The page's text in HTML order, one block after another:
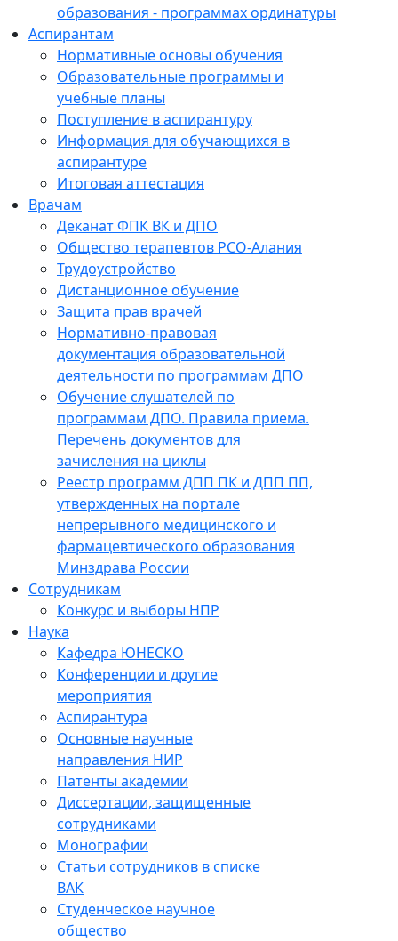
образования - программах ординатуры
Аспирантам
Нормативные основы обучения
Образовательные программы и
учебные планы
Поступление в аспирантуру
Информация для обучающихся в
аспирантуре
Итоговая аттестация
Врачам
Деканат ФПК ВК и ДПО
Общество терапевтов РСО-Алания
Трудоустройство
Дистанционное обучение
Защита прав врачей
Нормативно-правовая
документация образовательной
деятельности по программам ДПО
Обучение слушателей по
программам ДПО. Правила приема.
Перечень документов для
зачисления на циклы
Реестр программ ДПП ПК и ДПП ПП,
утвержденных на портале
непрерывного медицинского и
фармацевтического образования
Минздрава России
Сотрудникам
Конкурс и выборы НПР
Наука
Кафедра ЮНЕСКО
Конференции и другие
мероприятия
Аспирантура
Основные научные
направления НИР
Патенты академии
Диссертации, защищенные
сотрудниками
Монографии
Статьи сотрудников в списке
ВАК
Студенческое научное
общество